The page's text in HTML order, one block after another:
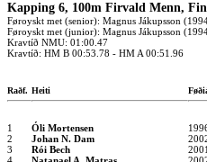
Kapping 6, 100m Firvald Menn,
Føroyskt met (senior): Magnus Jákupsson
Føroyskt met (junior): Magnus Jákupsson
Kravtíð NMU: 01:00.47
Kravtíð: HM B 00:53.78 - HM A 00:51.96
Raðf. Heiti
1 Óli Mortensen
2
Johan N. Dam
3
Rói Bech 2001